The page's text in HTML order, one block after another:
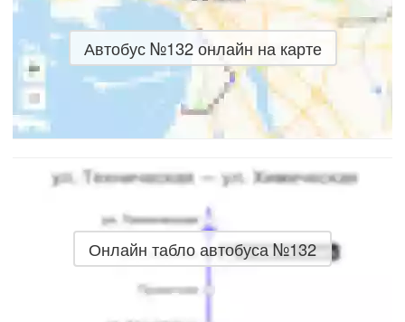
Автобус №132 онлайн на карте
Онлайн табло автобуса №132